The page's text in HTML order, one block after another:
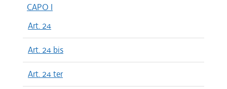
CAPO I
Art. 24
Art. 24 bis
Art. 24 ter